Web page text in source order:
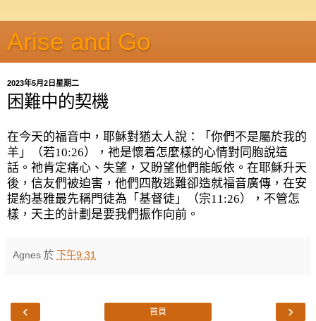
Arise and Go
2023年5月2日星期二
困難中的契機
在今天的福音中，耶穌對猶太人說：「你們不是屬於我的
羊」（若10:26），祂是懷着怎麼樣的心情對同胞說這
話。祂肯定痛心、失望，又盼望他們能皈依。在耶穌升天
後，信友們被迫害，他們四散逃難卻造就福音廣傳，在安
提約基雅最先稱門徒為「基督徒」（宗11:26），不管怎
樣，天主的計劃是要我們振作向前。
Agnes 於 下午9:31
‹ ›
首頁